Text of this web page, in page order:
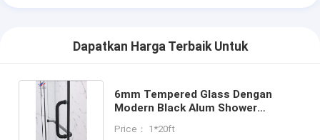
Dapatkan Harga Terbaik Untuk
6mm Tempered Glass Dengan
Modern Black Alum Shower
Price： 1*20ft